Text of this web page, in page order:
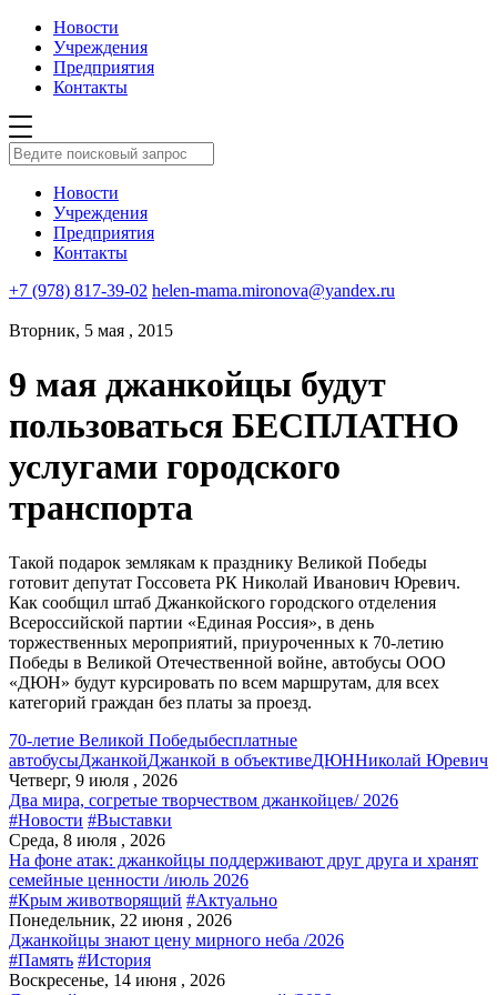
Новости
Учреждения
Предприятия
Контакты
Новости
Учреждения
Предприятия
Контакты
+7 (978) 817-39-02 helen-mama.mironova@yandex.ru
Вторник, 5 мая , 2015
9 мая джанкойцы будут
пользоваться БЕСПЛАТНО
услугами городского
транспорта
Такой подарок землякам к празднику Великой Победы
готовит депутат Госсовета РК Николай Иванович Юревич.
Как сообщил штаб Джанкойского городского отделения
Всероссийской партии «Единая Россия», в день
торжественных мероприятий, приуроченных к 70-летию
Победы в Великой Отечественной войне, автобусы ООО
«ДЮН» будут курсировать по всем маршрутам, для всех
категорий граждан без платы за проезд.
70-летие Великой Победыбесплатные
автобусыДжанкойДжанкой в объективеДЮННиколай Юревич
Четверг, 9 июля , 2026
Два мира, согретые творчеством джанкойцев/ 2026
#Новости #Выставки
Среда, 8 июля , 2026
На фоне атак: джанкойцы поддерживают друг друга и хранят
семейные ценности /июль 2026
#Крым животворящий #Актуально
Понедельник, 22 июня , 2026
Джанкойцы знают цену мирного неба /2026
#Память #История
Воскресенье, 14 июня , 2026